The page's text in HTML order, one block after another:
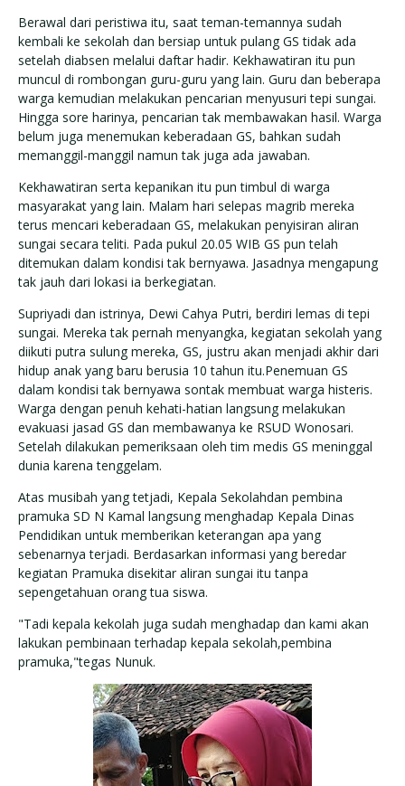
‎Berawal dari peristiwa itu, saat teman-temannya sudah
kembali ke sekolah dan bersiap untuk pulang GS tidak ada
setelah diabsen melalui daftar hadir. Kekhawatiran itu pun
muncul di rombongan guru-guru yang lain. Guru dan beberapa
warga kemudian melakukan pencarian menyusuri tepi sungai.
Hingga sore harinya, pencarian tak membawakan hasil. Warga
belum juga menemukan keberadaan GS, bahkan sudah
memanggil-manggil namun tak juga ada jawaban.
Kekhawatiran serta kepanikan itu pun timbul di warga
masyarakat yang lain. Malam hari selepas magrib mereka
terus mencari keberadaan GS, melakukan penyisiran aliran
sungai secara teliti. Pada pukul 20.05 WIB GS pun telah
ditemukan dalam kondisi tak bernyawa. Jasadnya mengapung
tak jauh dari lokasi ia berkegiatan.
Supriyadi dan istrinya, Dewi Cahya Putri, berdiri lemas di tepi
sungai. Mereka tak pernah menyangka, kegiatan sekolah yang
diikuti putra sulung mereka, GS, justru akan menjadi akhir dari
hidup anak yang baru berusia 10 tahun itu.Penemuan GS
dalam kondisi tak bernyawa sontak membuat warga histeris.
Warga dengan penuh kehati-hatian langsung melakukan
evakuasi jasad GS dan membawanya ke RSUD Wonosari.
Setelah dilakukan pemeriksaan oleh tim medis GS meninggal
dunia karena tenggelam.
Atas musibah yang tetjadi, Kepala Sekolahdan pembina
pramuka SD N Kamal langsung menghadap Kepala Dinas
Pendidikan untuk memberikan keterangan apa yang
sebenarnya terjadi. Berdasarkan informasi yang beredar
kegiatan Pramuka disekitar aliran sungai itu tanpa
sepengetahuan orang tua siswa.
"Tadi kepala kekolah juga sudah menghadap dan kami akan
lakukan pembinaan terhadap kepala sekolah,pembina
pramuka,"tegas Nunuk.